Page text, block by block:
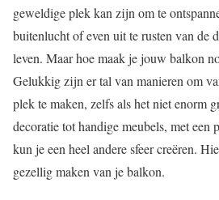
geweldige plek kan zijn om te
buitenlucht of even uit te rusten van de
leven. Maar hoe maak je jouw balkon
Gelukkig zijn er tal van manieren om
plek te maken, zelfs als het niet enorm
decoratie tot handige meubels, met een
kun je een heel andere sfeer creëren.
gezellig maken van je balkon.